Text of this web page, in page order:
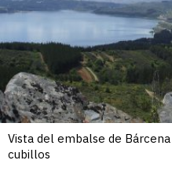
Vista del embalse de
cubillos